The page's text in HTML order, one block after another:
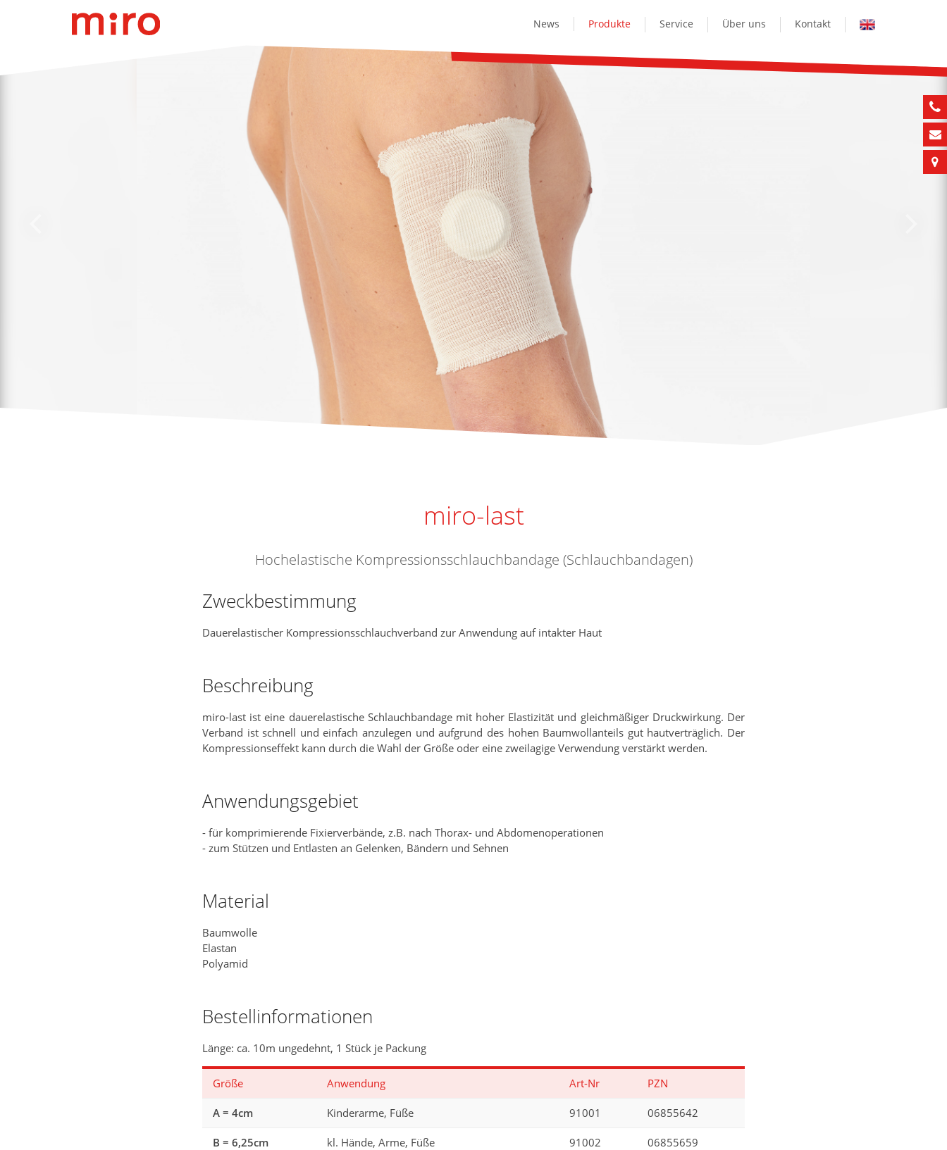
News Produkte Service Über uns Kontakt
miro-last
Hochelastische Kompressionsschlauchbandage (Schlauchbandagen)
Zweckbestimmung
Dauerelastischer Kompressionsschlauchverband zur Anwendung auf intakter Haut
Beschreibung
miro-last ist eine dauerelastische Schlauchbandage mit hoher Elastizität und gleichmäßiger Druckwirkung. Der
Verband ist schnell und einfach anzulegen und aufgrund des hohen Baumwollanteils gut hautverträglich. Der
Kompressionseffekt kann durch die Wahl der Größe oder eine zweilagige Verwendung verstärkt werden.
Anwendungsgebiet
- für komprimierende Fixierverbände, z.B. nach Thorax- und Abdomenoperationen
- zum Stützen und Entlasten an Gelenken, Bändern und Sehnen
Material
Baumwolle
Elastan
Polyamid
Bestellinformationen
Länge: ca. 10m ungedehnt, 1 Stück je Packung
Größe Anwendung Art-Nr PZN
A = 4cm Kinderarme, Füße 91001 06855642
B = 6,25cm kl. Hände, Arme, Füße 91002 06855659